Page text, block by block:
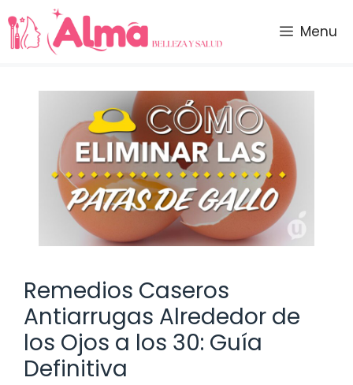
Saltar
al
contenido
Menu
Remedios Caseros
Antiarrugas Alrededor de
los Ojos a los 30: Guía
Definitiva